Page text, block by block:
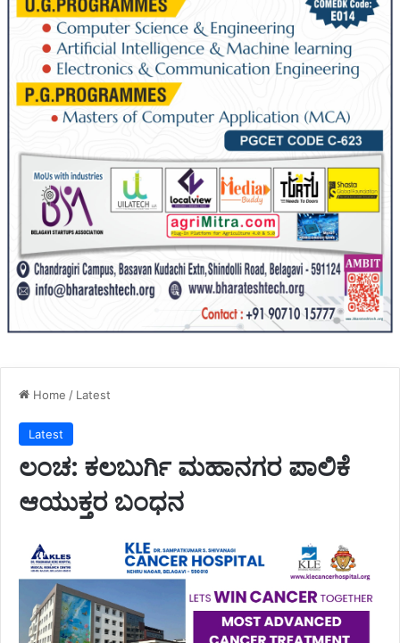
Home / Latest
Latest
ಲಂಚ: ಕಲಬುರ್ಗಿ ಮಹಾನಗರ ಪಾಲಿಕೆ
ಆಯುಕ್ತರ ಬಂಧನ